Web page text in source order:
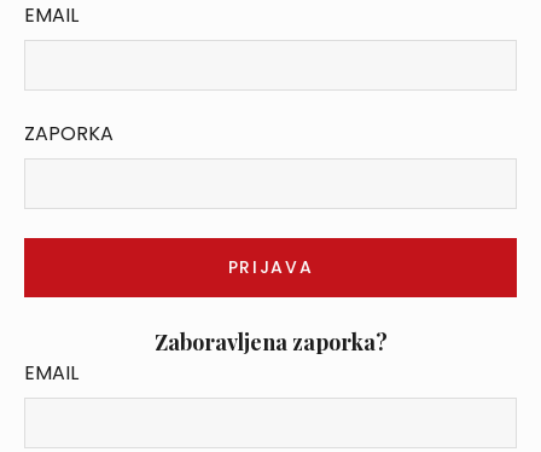
EMAIL
ZAPORKA
Zaboravljena zaporka?
EMAIL